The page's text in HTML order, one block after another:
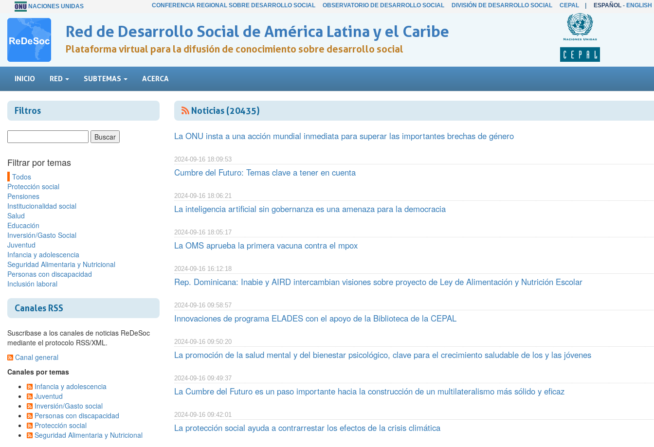
NACIONES UNIDAS CONFERENCIA REGIONAL SOBRE DESARROLLO SOCIAL OBSERVATORIO DE DESARROLLO SOCIAL DIVISIÓN DE DESARROLLO SOCIAL CEPAL| ESPAÑOL- ENGLISH
Red de Desarrollo Social de América Latina y el Caribe
Plataforma virtual para la difusión de conocimiento sobre desarrollo social
INICIO RED SUBTEMAS ACERCA
Filtros
Filtrar por temas
Todos
Protección social
Pensiones
Institucionalidad social
Salud
Educación
Inversión/Gasto Social
Juventud
Infancia y adolescencia
Seguridad Alimentaria y Nutricional
Personas con discapacidad
Inclusión laboral
Canales RSS
Suscribase a los canales de noticias ReDeSoc
mediante el protocolo RSS/XML.
Canal general
Canales por temas
Infancia y adolescencia
Juventud
Inversión/Gasto social
Personas con discapacidad
Protección social
Seguridad Alimentaria y Nutricional
Noticias (20435)
La ONU insta a una acción mundial inmediata para superar las importantes brechas de género
2024-09-16 18:09:53
Cumbre del Futuro: Temas clave a tener en cuenta
2024-09-16 18:06:21
La inteligencia artificial sin gobernanza es una amenaza para la democracia
2024-09-16 18:05:17
La OMS aprueba la primera vacuna contra el mpox
2024-09-16 16:12:18
Rep. Dominicana: Inabie y AIRD intercambian visiones sobre proyecto de Ley de Alimentación y Nutrición Escolar
2024-09-16 09:58:57
Innovaciones de programa ELADES con el apoyo de la Biblioteca de la CEPAL
2024-09-16 09:50:20
La promoción de la salud mental y del bienestar psicológico, clave para el crecimiento saludable de los y las jóvenes
2024-09-16 09:49:37
La Cumbre del Futuro es un paso importante hacia la construcción de un multilateralismo más sólido y eficaz
2024-09-16 09:42:01
La protección social ayuda a contrarrestar los efectos de la crisis climática